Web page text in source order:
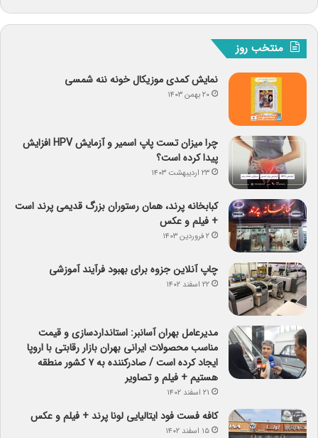
منتخب روز
نمایش کمدی موزیکال خونه ننه شمسی
۲۰ بهمن ۱۴۰۳
چرا میزان تست پاپ اسمیر و آزمایش HPV افزایش
پیدا کرده است؟
۲۳ اردیبهشت ۱۴۰۳
کبابخانه پرند، همان رستوران بزرگ قدیمی پرند است
+ فیلم و عکس
۲ فروردین ۱۴۰۳
چاپ آنلاین جزوه برای بهبود فرآیند آموزشی
۲۲ اسفند ۱۴۰۲
مدیرعامل بهران آسانبر: استانداردسازی و قیمت
مناسب محصولات ایرانی بهران بازار رقابتی با اروپا
ایجاد کرده است / صادرکننده به ۷ کشور منطقه
هستیم + فیلم و تصاویر
۲۱ اسفند ۱۴۰۲
کافه فست فود ایتالیایی لونا پرند + فیلم و عکس
۱۵ اسفند ۱۴۰۲